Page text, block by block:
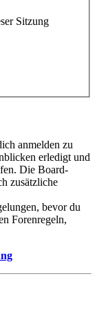
Sitzung
anmelden zu
erledigt und
Die Board-
zusätzliche
bevor du
Forenregeln,